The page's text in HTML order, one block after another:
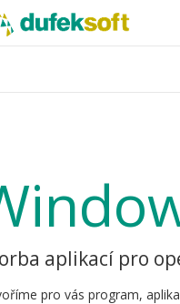
aplikací pro
pro vás program,